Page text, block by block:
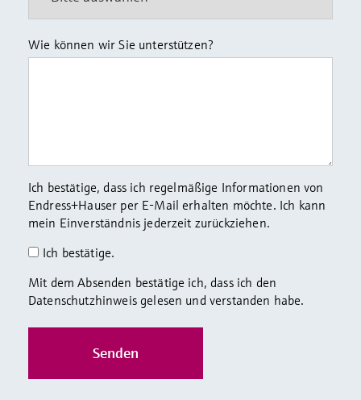
Wie können wir Sie unterstützen?
Ich bestätige, dass ich regelmäßige Informationen von
Endress+Hauser per E-Mail erhalten möchte. Ich kann
mein Einverständnis jederzeit zurückziehen.
Ich bestätige.
Mit dem Absenden bestätige ich, dass ich den
Datenschutzhinweis gelesen und verstanden habe.